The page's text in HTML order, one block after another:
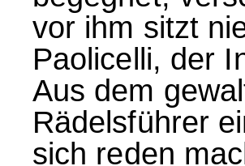
vor ihm sitzt
Paolicelli, der
Aus dem
Rädelsführer
sich reden